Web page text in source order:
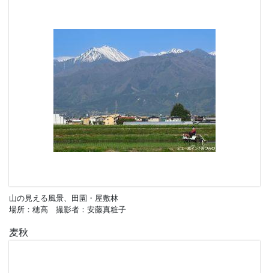
山の見える風景、田園・屋敷林
場所：穂高 撮影者：安藤真粧子
麦秋